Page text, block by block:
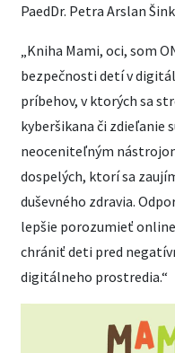
PaedDr. Petra Arslan
„Kniha Mami, oci, som
bezpečnosti detí v
príbehov, v ktorých sa
kyberšikana či zdieľanie
neoceniteľným
dospelých, ktorí sa
duševného zdravia.
lepšie porozumieť
chrániť deti pred
digitálneho prostredia.“